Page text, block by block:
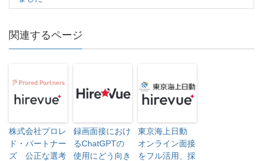
) ィ
ウ
で
き
)
関連するページ
株式会社プロレ
ド・パートナー
ズ 公正な選考
録画面接におけ
るChatGPTの
使用にどう向き
東京海上日動
オンライン面接
をフル活用、採